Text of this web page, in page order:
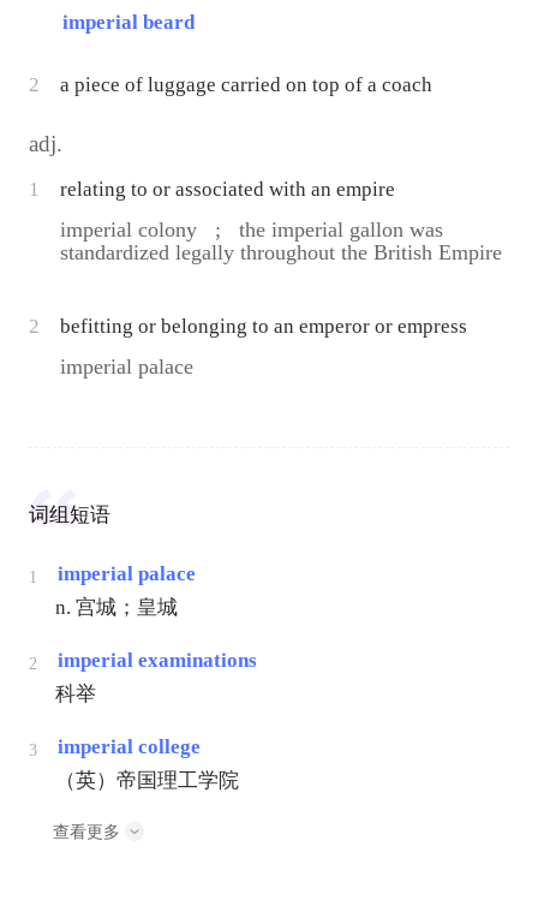
imperial beard
2 a piece of luggage carried on top of a coach
adj.
1 relating to or associated with an empire
imperial colony ;
the imperial gallon was
standardized legally throughout the British Empire
2 befitting or belonging to an emperor or empress
imperial palace
词组短语
1
imperial palace
n. 宫城；皇城
2
imperial examinations
科举
3
imperial college
（英）帝国理工学院
查看更多